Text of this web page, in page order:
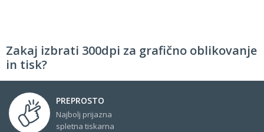
Zakaj izbrati 300dpi za grafično oblikovanje
in tisk?
PREPROSTO
Najbolj prijazna
spletna tiskarna